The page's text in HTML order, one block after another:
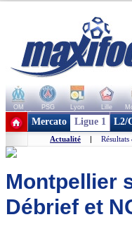
OM PSG Lyon Lille
+ de clubs
Mercato Ligue 1 L2/
Actualité | Résultats
Montpellier
Débrief et